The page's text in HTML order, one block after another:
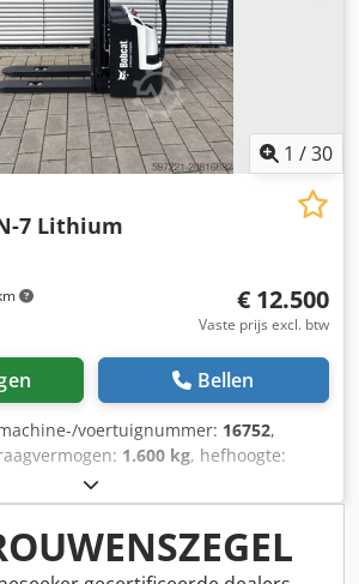
1 /30
7 Lithium
€ 12.500
Vaste prijs excl. btw
Bellen
voertuignummer: 16752,
1.600 kg, hefhoogte:
1.820 mm
elektrisch, masttype:triplex,
mm, batterijspanning:24 V, vorklengte:
Tandem , achterbandmaat:,